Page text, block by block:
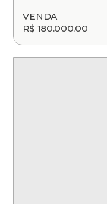
VENDA
R$ 180.000,00